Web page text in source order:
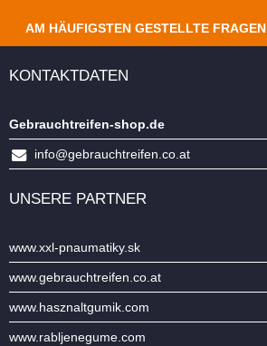
AM HÄUFIGSTEN GESTELLTE FRAGEN
KONTAKTDATEN
Gebrauchtreifen-shop.de
info@gebrauchtreifen.co.at
UNSERE PARTNER
www.xxl-pnaumatiky.sk
www.gebrauchtreifen.co.at
www.hasznaltgumik.com
www.rabljenegume.com